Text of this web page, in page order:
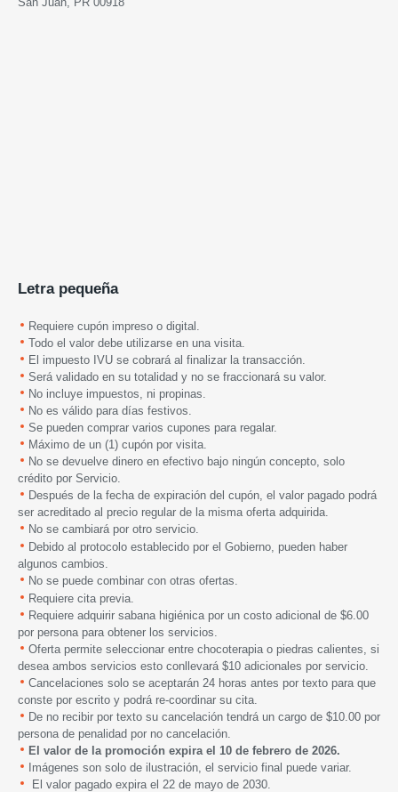
Letra pequeña
Requiere cupón impreso o digital.
Todo el valor debe utilizarse en una visita.
El impuesto IVU se cobrará al finalizar la transacción.
Será validado en su totalidad y no se fraccionará su valor.
No incluye impuestos, ni propinas.
No es válido para días festivos.
Se pueden comprar varios cupones para regalar.
Máximo de un (1) cupón por visita.
No se devuelve dinero en efectivo bajo ningún concepto, solo
crédito por Servicio.
Después de la fecha de expiración del cupón, el valor pagado podrá
ser acreditado al precio regular de la misma oferta adquirida.
No se cambiará por otro servicio
Debido al protocolo establecido por el Gobierno, pueden haber
algunos cambios.
No se puede combinar con otras ofertas.
Requiere cita previa.
Requiere adquirir sabana higiénica por un costo adicional de $6.00
por persona para obtener los servicios.
Oferta permite seleccionar entre chocoterapia o piedras calientes, si
desea ambos servicios esto conllevará $10 adicionales por servicio.
Cancelaciones solo se aceptarán 24 horas antes por texto para que
conste por escrito y podrá re-coordinar su cita.
De no recibir por texto su cancelación tendrá un cargo de $10.00 por
persona de penalidad por no cancelación.
El valor de la promoción expira el 10 de febrero de 2026.
Imágenes son solo de ilustración, el servicio final puede variar.
El valor pagado expira el 22 de mayo de 2030.